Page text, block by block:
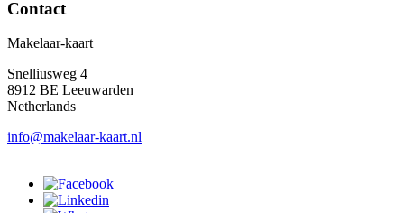
Contact
Makelaar-kaart
Snelliusweg 4
8912 BE Leeuwarden
Netherlands
info@makelaar-kaart.nl